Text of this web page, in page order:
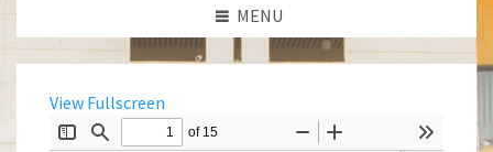
MENU
View Fullscreen